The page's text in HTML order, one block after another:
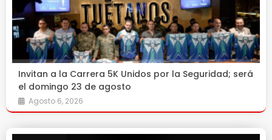
Invitan a la Carrera 5K Unidos por la Seguridad; será
el domingo 23 de agosto
Agosto 6, 2026